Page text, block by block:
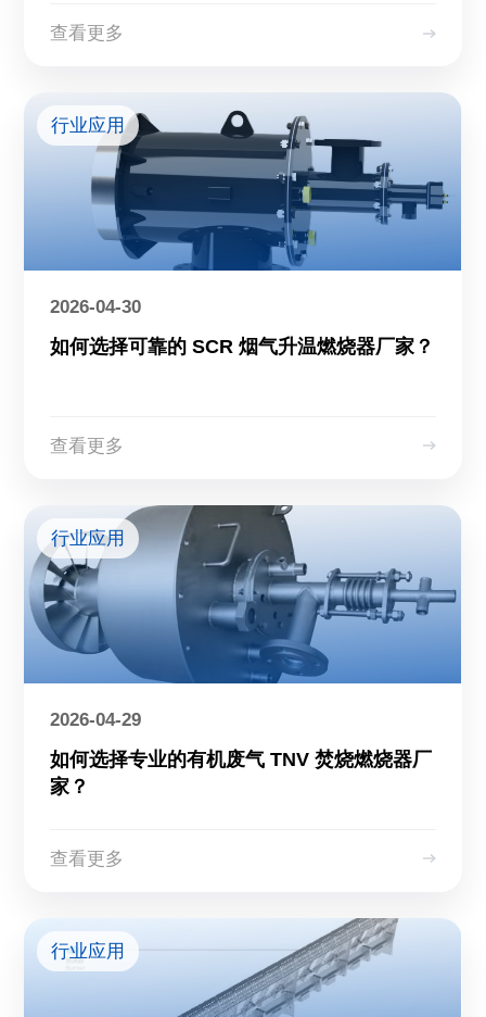
查看更多
行业应用
2026-04-30
如何选择可靠的 SCR 烟气升温燃烧器厂家？
查看更多
行业应用
2026-04-29
如何选择专业的有机废气 TNV 焚烧燃烧器厂
家？
查看更多
行业应用